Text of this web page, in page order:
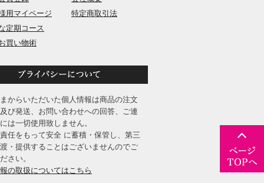
用マイページ
定期コース
買い物術
特定商取引法
からいただいた個人情報は商品の注文
び発送、お問い合わせへの回答、ご連
は一切使用致しません。
任をもって安全 に蓄積・保管し、第三
・提供することはございませんのでご
さい。
の取扱についてはこちら